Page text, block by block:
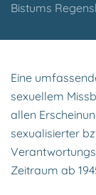
Bistums
Eine
sexuellem
allen
sexualisierter
Zeitraum ab